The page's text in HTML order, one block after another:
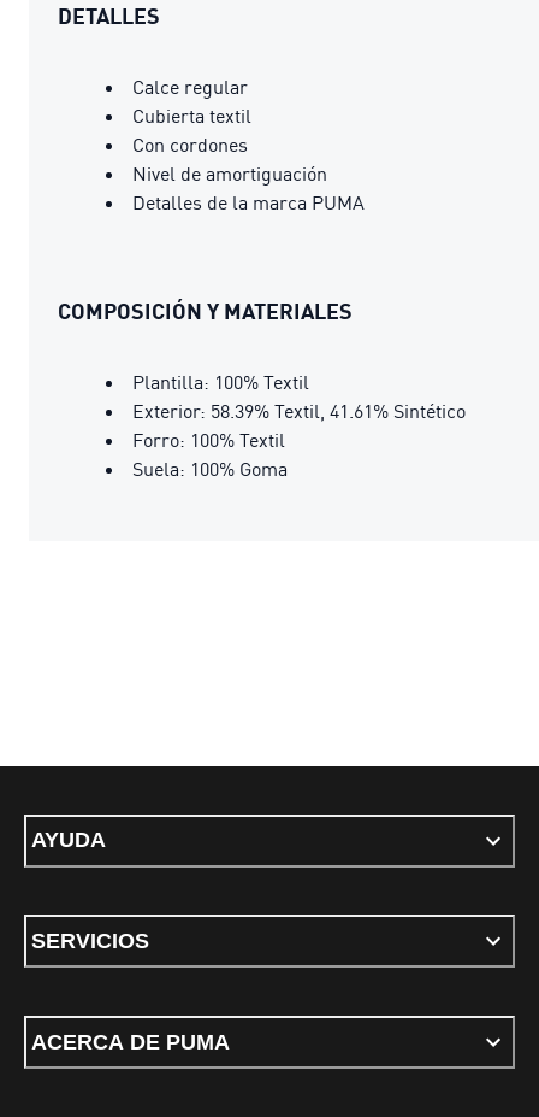
DETALLES
Calce regular
Cubierta textil
Con cordones
Nivel de amortiguación
Detalles de la marca PUMA
COMPOSICIÓN Y MATERIALES
Plantilla: 100% Textil
Exterior: 58.39% Textil, 41.61% Sintético
Forro: 100% Textil
Suela: 100% Goma
AYUDA
SERVICIOS
ACERCA DE PUMA